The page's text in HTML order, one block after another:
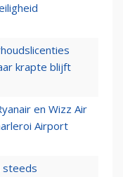
krapte blijft
en Wizz Air
Airport
steeds